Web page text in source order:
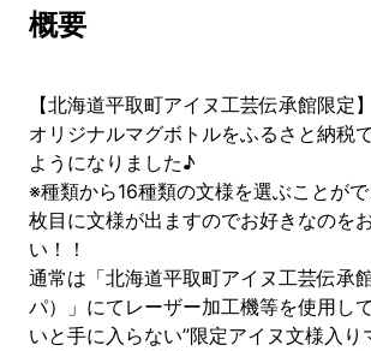
概要
【北海道平取町アイヌ工芸伝承館限定
オリジナルマグボトルをふるさと納税
ようになりました♪
※種類から16種類の文様を選ぶことが
枚目に文様が出ますのでお好きなのを
い！！
通常は「北海道平取町アイヌ工芸伝承
パ）」にてレーザー加工機等を使用し
いと手に入らない”限定アイヌ文様入り